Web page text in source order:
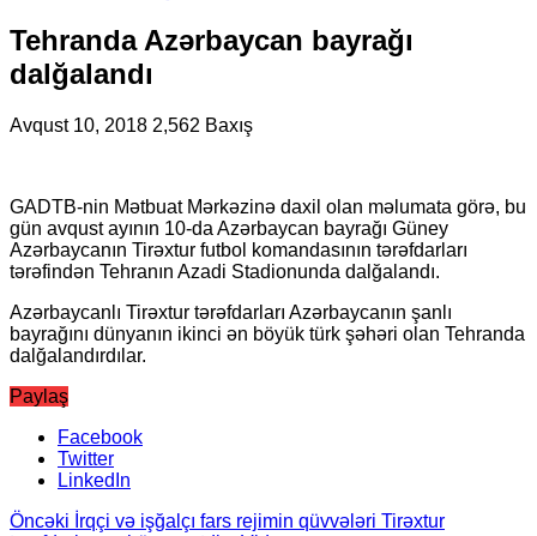
Tehranda Azərbaycan bayrağı
dalğalandı
Avqust 10, 2018 2,562 Baxış
GADTB-nin Mətbuat Mərkəzinə daxil olan məlumata görə, bu
gün avqust ayının 10-da Azərbaycan bayrağı Güney
Azərbaycanın Tirəxtur futbol komandasının tərəfdarları
tərəfindən Tehranın Azadi Stadionunda dalğalandı.
Azərbaycanlı Tirəxtur tərəfdarları Azərbaycanın şanlı
bayrağını dünyanın ikinci ən böyük türk şəhəri olan Tehranda
dalğalandırdılar.
Paylaş
Facebook
Twitter
LinkedIn
Öncəki İrqçi və işğalçı fars rejimin qüvvələri Tirəxtur